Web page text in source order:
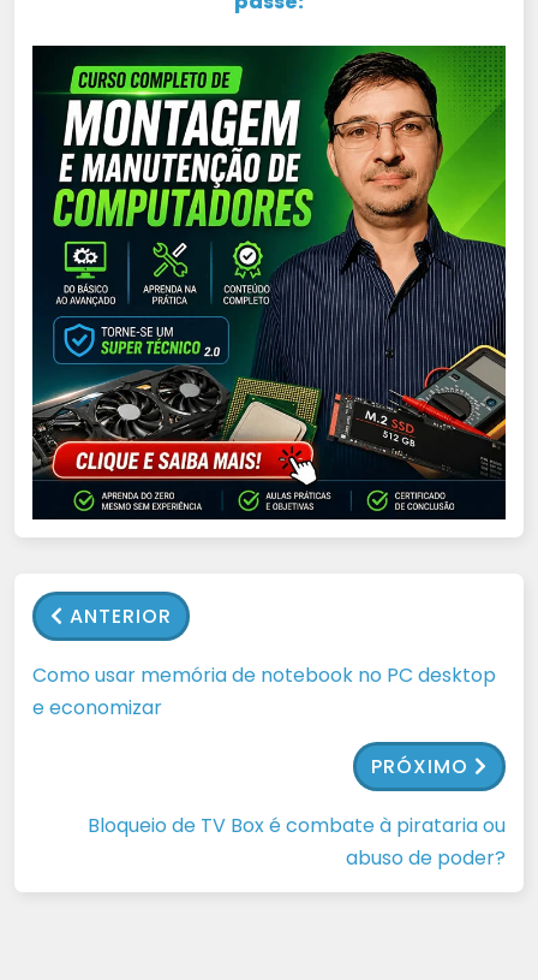
ANTERIOR
Como usar memória de notebook no PC desktop
e economizar
PRÓXIMO
Bloqueio de TV Box é combate à pirataria ou
abuso de poder?